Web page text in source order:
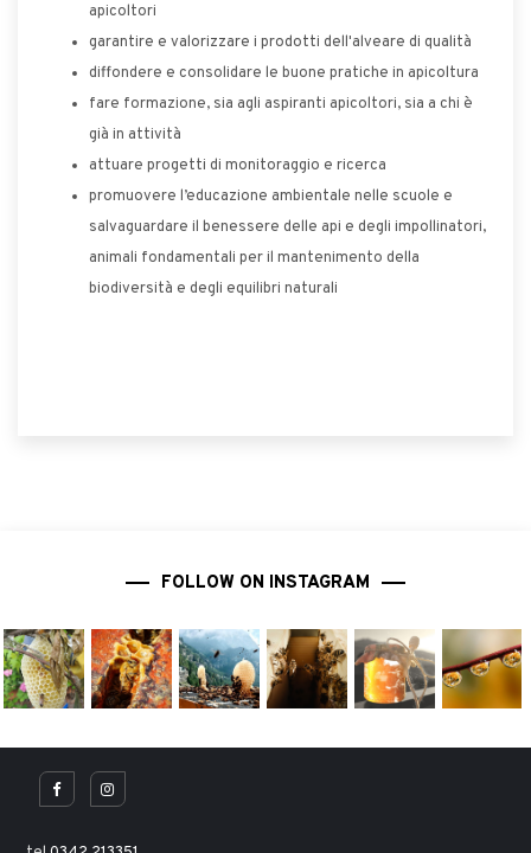
apicoltori
garantire e valorizzare i prodotti dell'alveare di qualità
diffondere e consolidare le buone pratiche in apicoltura
fare formazione, sia agli aspiranti apicoltori, sia a chi è
già in attività
attuare progetti di monitoraggio e ricerca
promuovere l’educazione ambientale nelle scuole e
salvaguardare il benessere delle api e degli impollinatori,
animali fondamentali per il mantenimento della
biodiversità e degli equilibri naturali
FOLLOW ON INSTAGRAM